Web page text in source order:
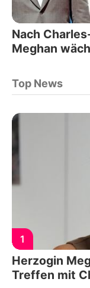
Nach
Meghan
Top News
1
Herzogin
Treffen mit